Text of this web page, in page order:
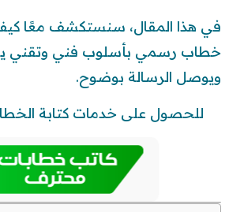
في هذا المقال، سنستكشف معًا
خطاب رسمي بأسلوب فني وتقني
ويوصل الرسالة بوضوح.
للحصول على خدمات كتابة